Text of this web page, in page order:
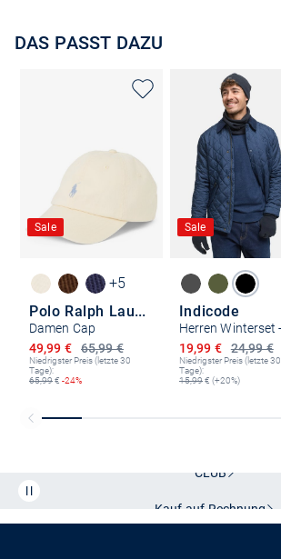
DAS PASST DAZU
Sale
+5
Polo Ralph Lauren
Damen Cap
65,99 €
Ermäßigter Preis
49,99 €
Niedrigster Preis (letzte 30
Tage):
65,99€ -24%
Sale
Indicode
24,99 €
Ermäßigter Preis
19,99 €
Niedrigster Preis (letzte 30
Tage):
15,99€ (+20%)
CLUB
Kauf auf Rechnung